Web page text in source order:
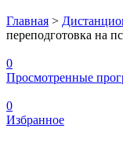
Главная >
переподготовка на
0
Просмотренные
0
Избранное